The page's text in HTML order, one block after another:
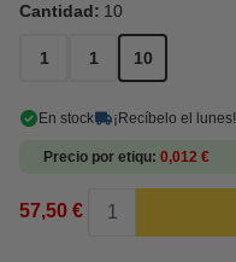
Cantidad: 10
1 1 10
En stock ¡Recíbelo el lunes!
Precio por etiqu 0,012 €
57,50 €